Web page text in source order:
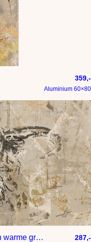
359,-
Aluminium 60×80
Schotse Hooglander landelijk werk in warme grijs tinten taupe en bruin 287,-